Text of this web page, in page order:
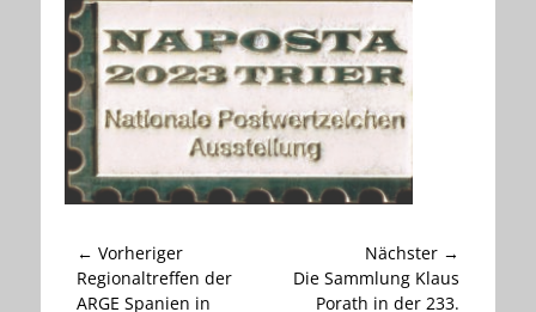
Beitragsnavigation
← Vorheriger
Vorheriger
Beitrag:
Regionaltreffen der
ARGE Spanien in
Nächster →
Nächster
Beitrag:
Die Sammlung Klaus
Porath in der 233.